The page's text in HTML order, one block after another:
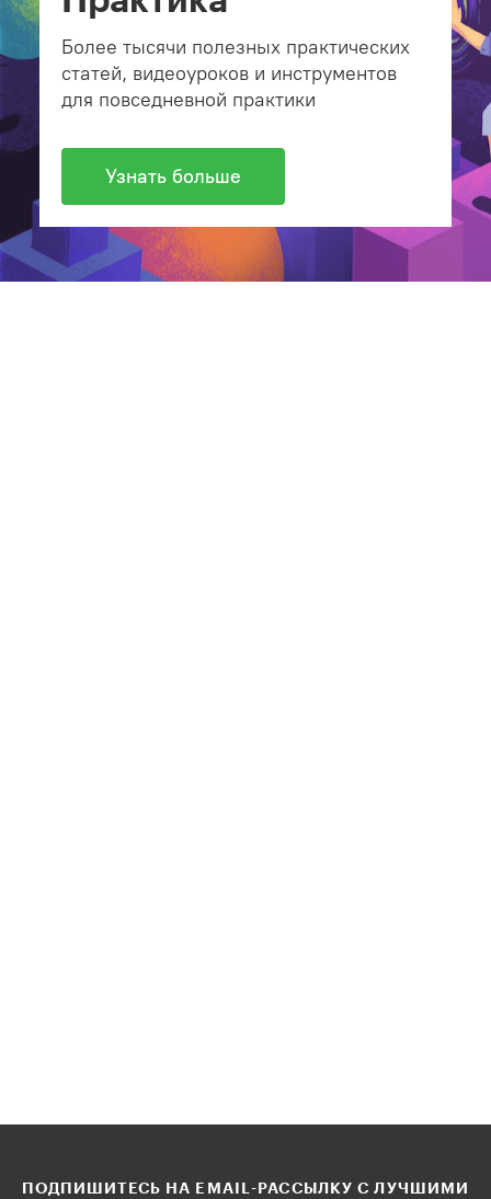
Более тысячи полезных практических
статей, видеоуроков и инструментов
для повседневной практики
Узнать больше
ПОДПИШИТЕСЬ НА EMAIL-РАССЫЛКУ С ЛУЧШИМИ